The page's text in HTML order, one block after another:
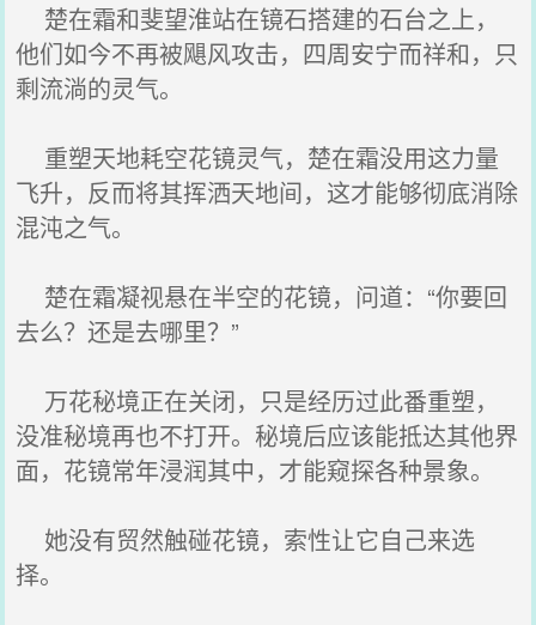
楚在霜和斐望淮站在镜石搭建的石台之上，
他们如今不再被飓风攻击，四周安宁而祥和，只
剩流淌的灵气。
重塑天地耗空花镜灵气，楚在霜没用这力量
飞升，反而将其挥洒天地间，这才能够彻底消除
混沌之气。
楚在霜凝视悬在半空的花镜，问道：“你要回
去么？还是去哪里？”
万花秘境正在关闭，只是经历过此番重塑，
没准秘境再也不打开。秘境后应该能抵达其他界
面，花镜常年浸润其中，才能窥探各种景象。
她没有贸然触碰花镜，索性让它自己来选
择。